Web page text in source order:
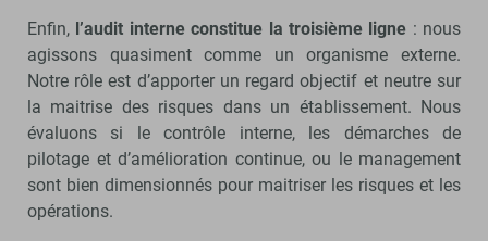
Enfin, l’audit interne constitue la troisième ligne : nous
agissons quasiment comme un organisme externe.
Notre rôle est d’apporter un regard objectif et neutre sur
la maitrise des risques dans un établissement. Nous
évaluons si le contrôle interne, les démarches de
pilotage et d’amélioration continue, ou le management
sont bien dimensionnés pour maitriser les risques et les
opérations.